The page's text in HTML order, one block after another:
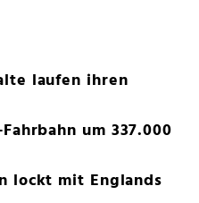
laufen ihren
um 337.000
lockt mit Englands